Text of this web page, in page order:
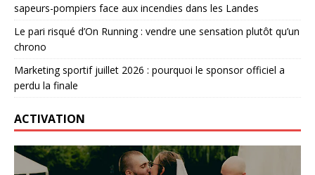
sapeurs-pompiers face aux incendies dans les Landes
Le pari risqué d’On Running : vendre une sensation plutôt qu’un
chrono
Marketing sportif juillet 2026 : pourquoi le sponsor officiel a
perdu la finale
ACTIVATION